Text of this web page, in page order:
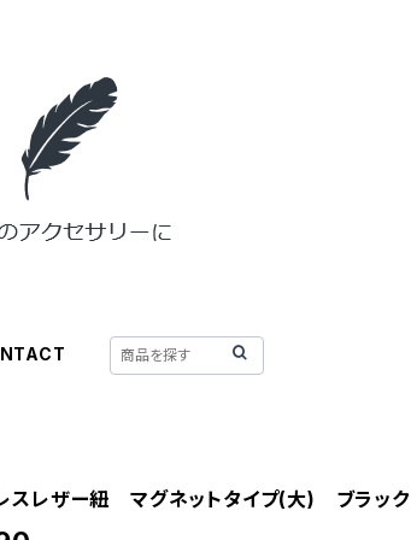
スレザー紐 マグネットタイプ(大) ブラック